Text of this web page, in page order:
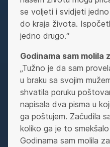
se voljeti i svidjeti
do kraja života.
jedno drugo.“
Godinama sam molila
„Tužno je da sam
u braku sa svojim
shvatila poruku
napisala dva pisma u
ga poštujem. Začudila
koliko ga je to
Godinama sam molila